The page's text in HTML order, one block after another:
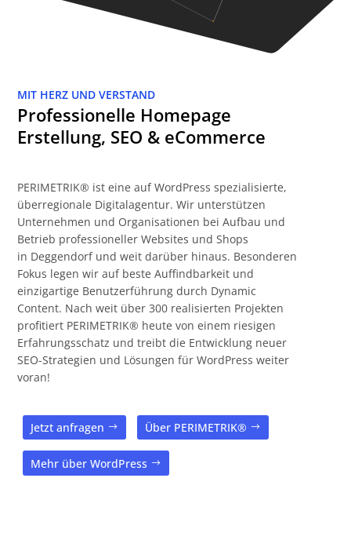
MIT HERZ UND VERSTAND
Professionelle Homepage
Erstellung, SEO & eCommerce
PERIMETRIK® ist eine auf WordPress spezialisierte,
überregionale Digitalagentur. Wir unterstützen
Unternehmen und Organisationen bei Aufbau und
Betrieb professioneller Websites und Shops
in Deggendorf und weit darüber hinaus. Besonderen
Fokus legen wir auf beste Auffindbarkeit und
einzigartige Benutzerführung durch Dynamic
Content. Nach weit über 300 realisierten Projekten
profitiert PERIMETRIK® heute von einem riesigen
Erfahrungsschatz und treibt die Entwicklung neuer
SEO-Strategien und Lösungen für WordPress weiter
voran!
Jetzt anfragen Über PERIMETRIK®
Mehr über WordPress